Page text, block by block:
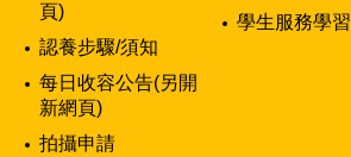
頁)
認養步驟/須知
每日收容公告(另開
新網頁)
拍攝申請
學生服務學習